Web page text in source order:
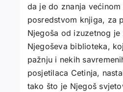
da je do znanja
posredstvom knjiga, za
Njegoša od izuzetnog je
Njegoševa biblioteka,
pažnju i nekih
posjetilaca Cetinja,
tako što je Njegoš